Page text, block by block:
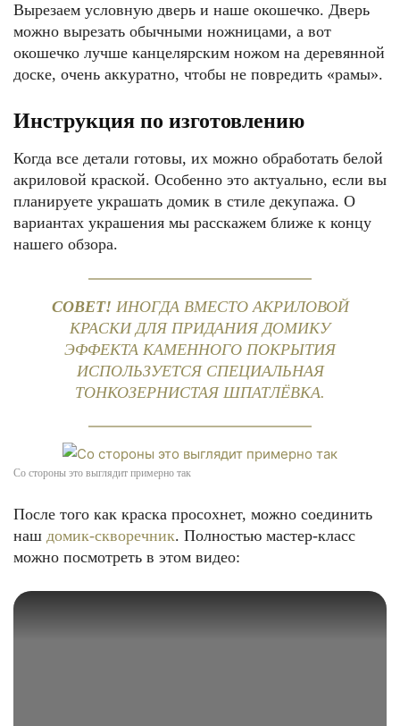
Вырезаем условную дверь и наше окошечко. Дверь
можно вырезать обычными ножницами, а вот
окошечко лучше канцелярским ножом на деревянной
доске, очень аккуратно, чтобы не повредить «рамы».
Инструкция по изготовлению
Когда все детали готовы, их можно обработать белой
акриловой краской. Особенно это актуально, если вы
планируете украшать домик в стиле декупажа. О
вариантах украшения мы расскажем ближе к концу
нашего обзора.
СОВЕТ! ИНОГДА ВМЕСТО АКРИЛОВОЙ
КРАСКИ ДЛЯ ПРИДАНИЯ ДОМИКУ
ЭФФЕКТА КАМЕННОГО ПОКРЫТИЯ
ИСПОЛЬЗУЕТСЯ СПЕЦИАЛЬНАЯ
ТОНКОЗЕРНИСТАЯ ШПАТЛЁВКА.
Со стороны это выглядит примерно так
После того как краска просохнет, можно соединить
наш домик-скворечник. Полностью мастер-класс
можно посмотреть в этом видео: